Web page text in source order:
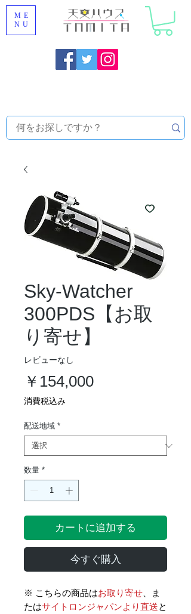
ME
NU
Sky-Watcher
300PDS【お取
り寄せ】
レビューなし
￥154,000価
消費税込み
配送地域 *
数量 *
カートに追加する
今すぐ購入
※ こちらの商品はお取り寄せ 、ま
たはサイトロンジャパンより直送と